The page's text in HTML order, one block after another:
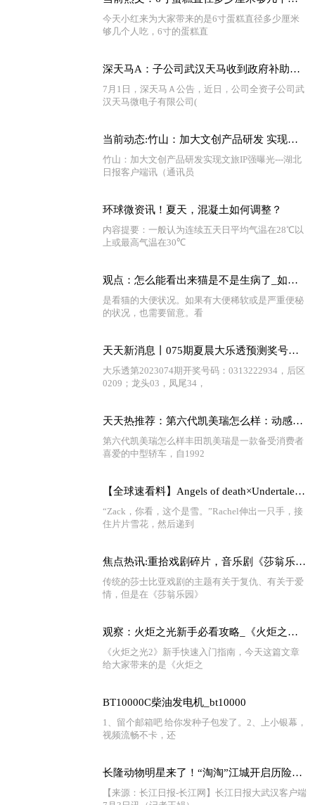
今天小红来为大家带来的是6寸蛋糕直径多少厘米
够几个人吃，6寸的蛋糕直
深天马A：子公司武汉天马收到政府补助约2.29亿元 全球最新
7月1日，深天马Ａ公告，近日，公司全资子公司武
汉天马微电子有限公司(
当前动态:竹山：加大文创产品研发 实现文旅IP强曝光
竹山：加大文创产品研发实现文旅IP强曝光---湖北
日报客户端讯（通讯员
环球微资讯！夏天，混凝土如何调整？
内容提要：一般认为连续五天日平均气温在28℃以
上或最高气温在30℃
观点：怎么能看出来猫是不是生病了_如何知道你的猫是否生病了
是看猫的大便状况。如果有大便稀软或是严重便秘
的状况，也需要留意。看
天天新消息丨075期夏晨大乐透预测奖号：前区综合分析
大乐透第2023074期开奖号码：0313222934，后区
0209；龙头03，凤尾34，
天天热推荐：第六代凯美瑞怎么样：动感外观、多动力选择、豪华配置！
第六代凯美瑞怎么样丰田凯美瑞是一款备受消费者
喜爱的中型轿车，自1992
【全球速看料】Angels of death×Undertale 第三章 与骨兄弟的初遇（上）
“Zack，你看，这个是雪。”Rachel伸出一只手，接
住片片雪花，然后递到
焦点热讯:重拾戏剧碎片，音乐剧《莎翁乐园》欢乐回归！文中专访别错过~
传统的莎士比亚戏剧的主题有关于复仇、有关于爱
情，但是在《莎翁乐园》
观察：火炬之光新手必看攻略_《火炬之光2》新手快速上手指南
《火炬之光2》新手快速入门指南，今天这篇文章
给大家带来的是《火炬之
BT10000C柴油发电机_bt10000
1、留个邮箱吧 给你发种子包发了。2、上小银幕，
视频流畅不卡，还
长隆动物明星来了！“淘淘”江城开启历险记 天天看点
【来源：长江日报-长江网】长江日报大武汉客户端